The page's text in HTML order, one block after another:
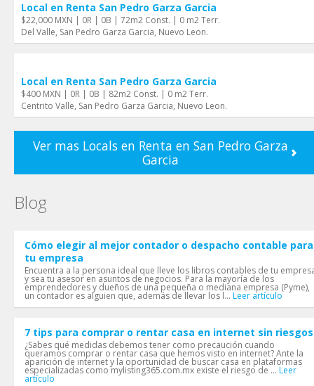
Local en Renta San Pedro Garza Garci­a
$22,000 MXN | 0R | 0B | 72m2 Const. | 0 m2 Terr.
Del Valle, San Pedro Garza Garci­a, Nuevo Leon.
Local en Renta San Pedro Garza Garci­a
$400 MXN | 0R | 0B | 82m2 Const. | 0 m2 Terr.
Centrito Valle, San Pedro Garza Garci­a, Nuevo Leon.
Ver mas Locals en Renta en San Pedro Garza
Garci­a
Blog
Cómo elegir al mejor contador o despacho contable para
tu empresa
Encuentra a la persona ideal que lleve los libros contables de tu
y sea tu asesor en asuntos de negocios. Para la mayoría de los
emprendedores y dueños de una pequeña o mediana empresa (Pyme),
un contador es alguien que, además de llevar los l... Leer artículo
7 tips para comprar o rentar casa en internet sin riesgos
¿Sabes qué medidas debemos tener como precaución cuando
queramos comprar o rentar casa que hemos visto en internet? Ante la
aparición de internet y la oportunidad de buscar casa en plataformas
especializadas como mylisting365.com.mx existe el riesgo de ... Leer
artículo